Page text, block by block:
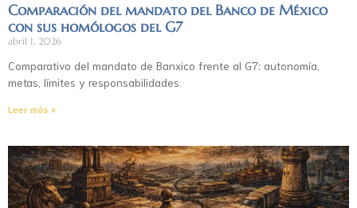
Comparación del mandato del Banco de México
con sus homólogos del G7
abril 1, 2026
Comparativo del mandato de Banxico frente al G7: autonomía,
metas, límites y responsabilidades.
Leer más »